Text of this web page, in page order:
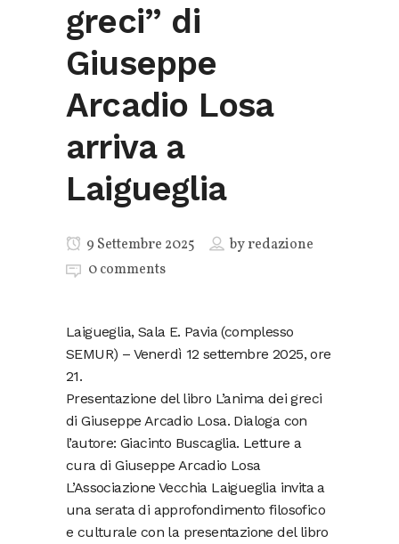
greci” di
Giuseppe
Arcadio Losa
arriva a
Laigueglia
9 Settembre 2025 byredazione
0 comments
Laigueglia, Sala E. Pavia (complesso
SEMUR) – Venerdì 12 settembre 2025, ore
21.
Presentazione del libro L’anima dei greci
di Giuseppe Arcadio Losa. Dialoga con
l’autore: Giacinto Buscaglia. Letture a
cura di Giuseppe Arcadio Losa
L’Associazione Vecchia Laigueglia invita a
una serata di approfondimento filosofico
e culturale con la presentazione del libro